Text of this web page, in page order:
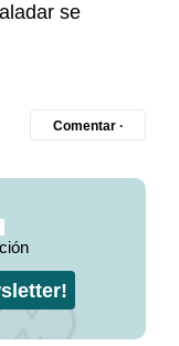
se
Comentar ·